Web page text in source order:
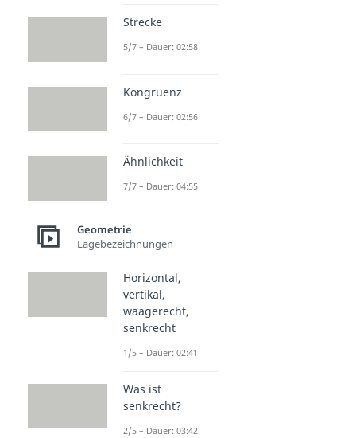
Strecke
5/7 – Dauer: 02:58
Kongruenz
6/7 – Dauer: 02:56
Ähnlichkeit
7/7 – Dauer: 04:55
Geometrie
Lagebezeichnungen
Horizontal,
vertikal,
waagerecht,
senkrecht
1/5 – Dauer: 02:41
Was ist
senkrecht?
2/5 – Dauer: 03:42